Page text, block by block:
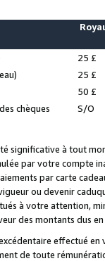
25 £
25 £
50 £
chèques
S/O
significative à tout
par votre compte
par carte
ou devenir
à votre attention,
des montants dus
effectué
de toute